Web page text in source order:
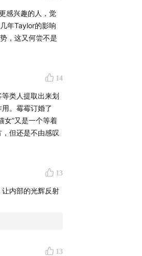
读物，丰富个人
感兴趣的人，觉
年Taylor的影响
，这又何尝不是
14
类人提取出来划
。霉霉订婚了
女”又是一个等着
但还是不由感叹
13
内部的光辉反射
13